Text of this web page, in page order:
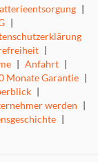
ihre
in der Küche.
|
|
|
| Anfahrt |
Monate Garantie |
|
werden |
|